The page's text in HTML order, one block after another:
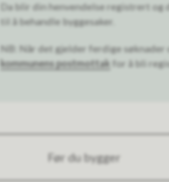
Da blir din henvendelse registrert
til å behandle byggesaker.
NB: Når det gjelder ferdige søknader
kommunens postmottak for å bli
Før du bygger